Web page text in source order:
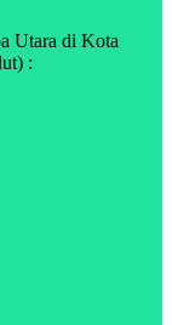
Utara di Kota
: